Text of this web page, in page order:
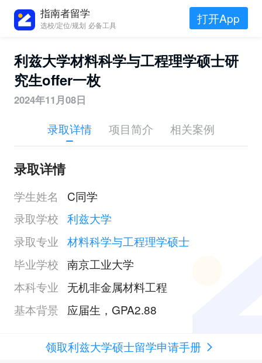
指南者留学
选校/定位/规划 必备工具 打开App
利兹大学材料科学与工程理学硕士研
究生offer一枚
2024年11月08日
录取详情 项目简介 相关案例
录取详情
学生姓名
C同学
录取学校 利兹大学
录取专业 材料科学与工程理学硕士
毕业学校 南京工业大学
本科专业
无机非金属材料工程
基本背景
应届生，GPA2.88
领取利兹大学硕士留学申请手册